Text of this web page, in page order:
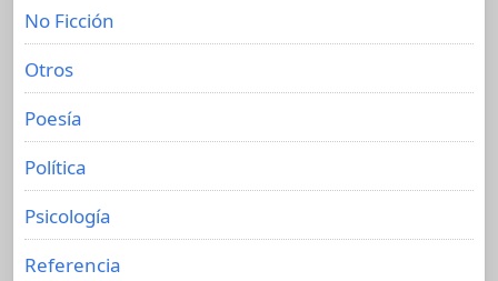
No Ficción
Otros
Poesía
Política
Psicología
Referencia